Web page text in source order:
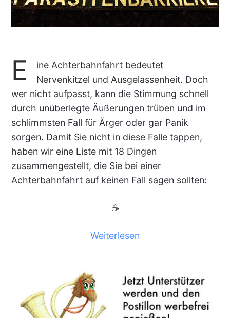
E
ine Achterbahnfahrt bedeutet
Nervenkitzel und Ausgelassenheit. Doch
wer nicht aufpasst, kann die Stimmung schnell
durch unüberlegte Äußerungen trüben und im
schlimmsten Fall für Ärger oder gar Panik
sorgen. Damit Sie nicht in diese Falle tappen,
haben wir eine Liste mit 18 Dingen
zusammengestellt, die Sie bei einer
Achterbahnfahrt auf keinen Fall sagen sollten:
☕
Weiterlesen